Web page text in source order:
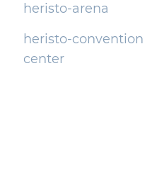
heristo-arena
heristo-convention
center